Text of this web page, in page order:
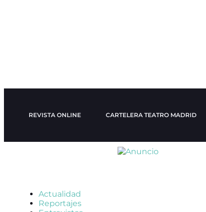
REVISTA ONLINE CARTELERA TEATRO MADRID
Actualidad
Reportajes